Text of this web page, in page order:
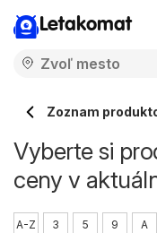
Letakomat
Zoznam
Vyberte si
ceny v
A-Z 3 5 9 A